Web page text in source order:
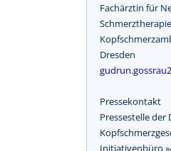
Fachärztin für
Dresden
Pressekontakt
Pressestelle der
Initiativenbüro